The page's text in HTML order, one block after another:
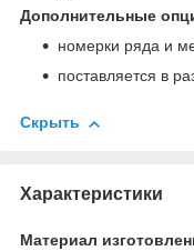
Дополнительные
номерки ряда и
поставляется в
Скрыть
Характеристики
Материал